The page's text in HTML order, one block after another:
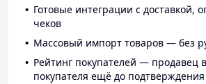
Готовые интеграции с доставкой,
чеков
Массовый импорт товаров — без
Рейтинг покупателей — продавец
покупателя ещё до подтверждения